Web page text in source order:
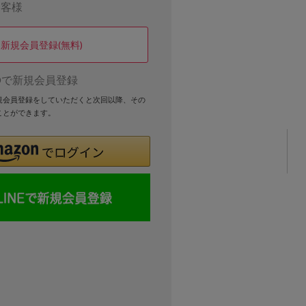
様
新規会員登録(無料)
新規会員登録
員登録をしていただくと次回以降、その
ができます。